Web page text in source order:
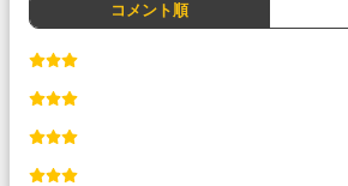
コメント順